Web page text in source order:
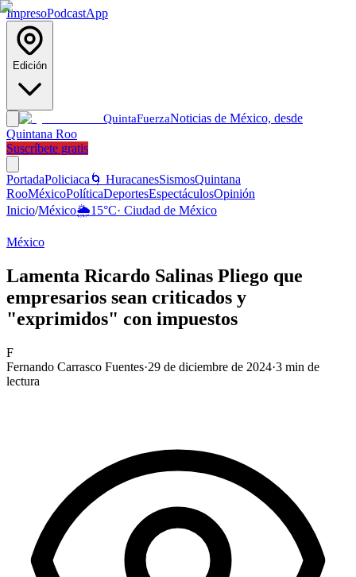
ImpresoPodcastApp
Edición
QuintaFuerzaNoticias de México, desde
Quintana Roo
Suscríbete gratis
PortadaPoliciaca 🌀 HuracanesSismosQuintana
RooMéxicoPolíticaDeportesEspectáculosOpinión
Inicio/México🌦️15°C· Ciudad de México
México
Lamenta Ricardo Salinas Pliego que
empresarios sean criticados y
"exprimidos" con impuestos
F
Fernando Carrasco Fuentes·29 de diciembre de 2024·3 min de
lectura